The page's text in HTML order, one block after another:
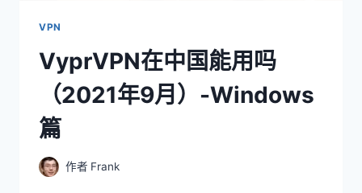
VPN
VyprVPN在中国能用吗
（2021年9月）-Windows
篇
作者 Frank